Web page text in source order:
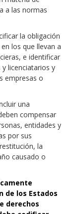
a las normas
la obligación
los que llevan a
e identificar
licenciatarios y
empresas o
una
compensar
entidades y
por sus
la
causado o
de los Estados
derechos